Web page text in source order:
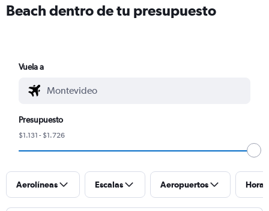
Beach dentro de tu presupuesto
Vuela a
Presupuesto
$1.131 - $1.726
Aerolíneas Escalas Aeropuertos